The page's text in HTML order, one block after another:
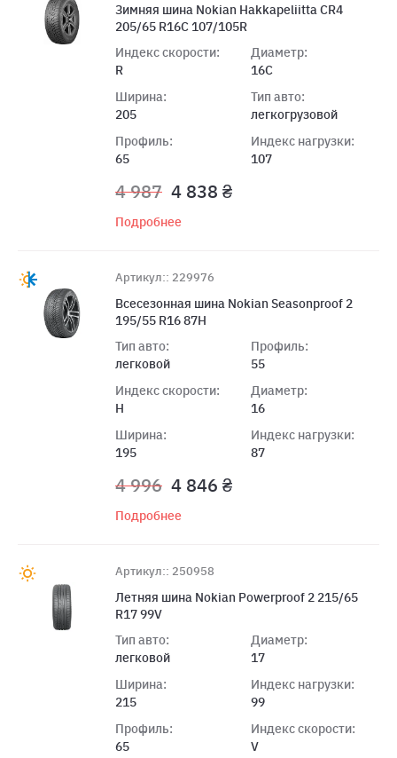
Зимняя шина Nokian Hakkapeliitta CR4
205/65 R16C 107/105R
Индекс скорости:
R
Ширина:
205
Профиль:
65
Диаметр:
16C
Тип авто:
легкогрузовой
Индекс нагрузки:
107
4 987 4 838 ₴
Подробнее
Артикул:: 229976
Всесезонная шина Nokian Seasonproof 2
195/55 R16 87H
Тип авто:
легковой
Индекс скорости:
H
Ширина:
195
Профиль:
55
Диаметр:
16
Индекс нагрузки:
87
4 996 4 846 ₴
Подробнее
Артикул:: 250958
Летняя шина Nokian Powerproof 2 215/65
R17 99V
Тип авто:
легковой
Ширина:
215
Профиль:
65
Диаметр:
17
Индекс нагрузки:
99
Индекс скорости:
V